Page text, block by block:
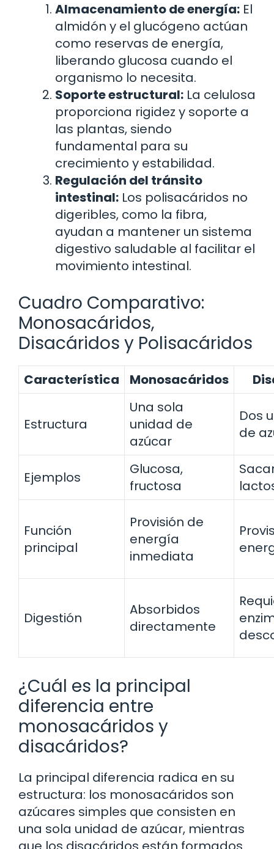
Almacenamiento de energía: El
almidón y el glucógeno actúan
como reservas de energía,
liberando glucosa cuando el
organismo lo necesita.
Soporte estructural: La celulosa
proporciona rigidez y soporte a
las plantas, siendo
fundamental para su
crecimiento y estabilidad.
Regulación del tránsito
intestinal: Los polisacáridos no
digeribles, como la fibra,
ayudan a mantener un sistema
digestivo saludable al facilitar el
movimiento intestinal.
Cuadro Comparativo:
Monosacáridos,
Disacáridos y Polisacáridos
Característica Monosacáridos
Estructura
Una sola
unidad de
azúcar
Dos
de
Ejemplos
Glucosa,
fructosa
Función
principal
Provisión de
energía
inmediata
Digestión
Absorbidos
directamente
¿Cuál es la principal
diferencia entre
monosacáridos y
disacáridos?
La principal diferencia radica en su
estructura: los monosacáridos son
azúcares simples que consisten en
una sola unidad de azúcar, mientras